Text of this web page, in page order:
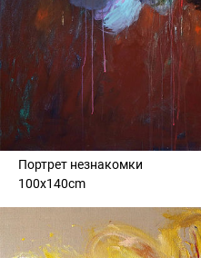
Портрет незнакомки
100x140cm